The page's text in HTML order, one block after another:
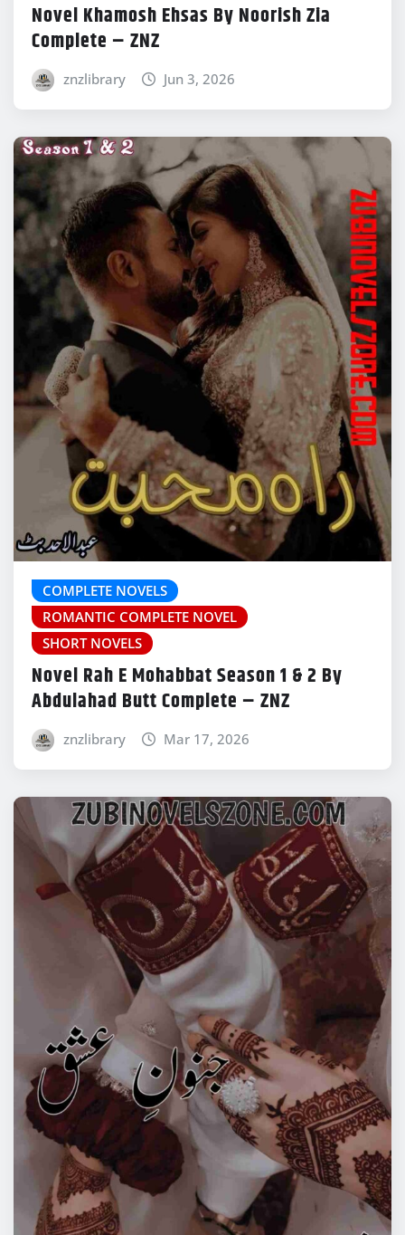
Novel Khamosh Ehsas By Noorish Zia
Complete – ZNZ
znzlibrary Jun 3, 2026
COMPLETE NOVELS
ROMANTIC COMPLETE NOVEL
SHORT NOVELS
Novel Rah E Mohabbat Season 1 & 2 By
Abdulahad Butt Complete – ZNZ
znzlibrary Mar 17, 2026